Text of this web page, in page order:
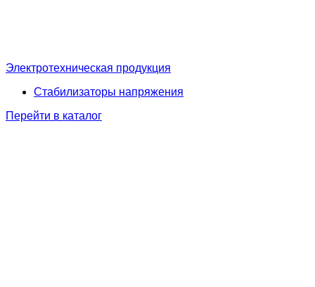
Электротехническая продукция
Стабилизаторы напряжения
Перейти в каталог